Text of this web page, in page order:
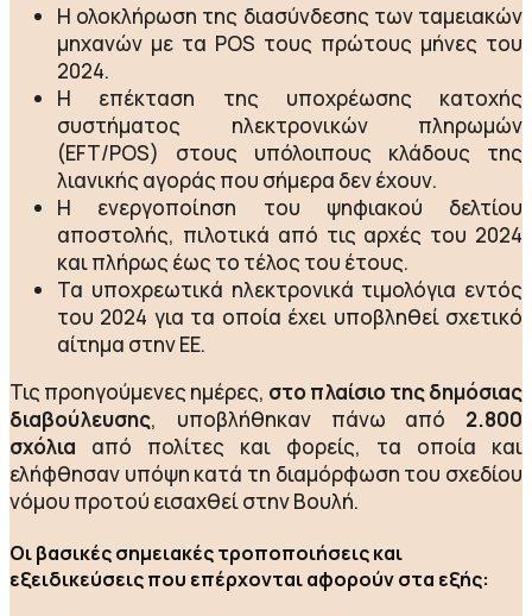
Η ολοκλήρωση της διασύνδεσης των ταμειακών
μηχανών με τα POS τους πρώτους μήνες του
2024.
Η επέκταση της υποχρέωσης κατοχής
συστήματος ηλεκτρονικών πληρωμών
(EFT/POS) στους υπόλοιπους κλάδους της
λιανικής αγοράς που σήμερα δεν έχουν.
Η ενεργοποίηση του ψηφιακού δελτίου
αποστολής, πιλοτικά από τις αρχές του 2024
και πλήρως έως το τέλος του έτους.
Τα υποχρεωτικά ηλεκτρονικά τιμολόγια εντός
του 2024 για τα οποία έχει υποβληθεί σχετικό
αίτημα στην ΕΕ.
Τις προηγούμενες ημέρες, στο πλαίσιο τηςδημόσιας
διαβούλευσης, υποβλήθηκαν πάνω από 2.800
σχόλια από πολίτες και φορείς, τα οποία και
ελήφθησαν υπόψη κατά τη διαμόρφωση του σχεδίου
νόμου προτού εισαχθεί στην Βουλή.
Οι βασικές σημειακές τροποποιήσεις και
εξειδικεύσεις που επέρχονται αφορούν στα εξής: